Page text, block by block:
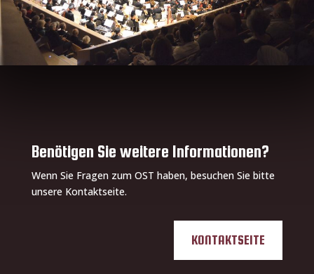
Benötigen Sie weitere Informationen?
Wenn Sie Fragen zum OST haben, besuchen Sie bitte
unsere Kontaktseite.
KONTAKTSEITE